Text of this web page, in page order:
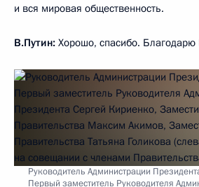
и вся мировая общественность.
В.Путин: Хорошо, спасибо. Благодарю
Руководитель Администрации
Первый заместитель Руководителя